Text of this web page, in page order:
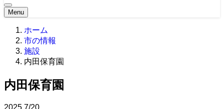
Menu
ホーム
市の情報
施設
内田保育園
内田保育園
2025 7/20